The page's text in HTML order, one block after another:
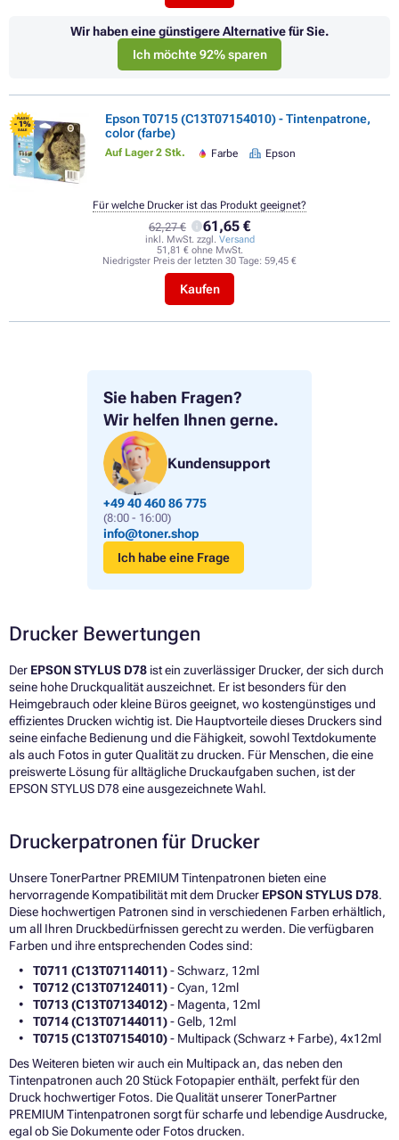
Sie haben Fragen?
Wir helfen Ihnen gerne.
Kundensupport
+49 40 460 86 775
(8:00 - 16:00)
info@toner.shop
Ich habe eine Frage
Wir haben eine günstigere Alternative für Sie.
Ich möchte 92% sparen
FLASH
- 1%
SALE
Epson T0715 (C13T07154010) - Tintenpatrone,
color (farbe)
Auf Lager 2 Stk. Farbe Epson
62,27 € 61,65 €
inkl. MwSt. zzgl. Versand
51,81 € ohne MwSt.
Niedrigster Preis der letzten 30 Tage: 59,45 €
Kaufen
Für welche Drucker ist das Produkt geeignet?
Drucker Bewertungen
Der EPSON STYLUS D78 ist ein zuverlässiger Drucker, der sich durch
seine hohe Druckqualität auszeichnet. Er ist besonders für den
Heimgebrauch oder kleine Büros geeignet, wo kostengünstiges und
effizientes Drucken wichtig ist. Die Hauptvorteile dieses Druckers sind
seine einfache Bedienung und die Fähigkeit, sowohl Textdokumente
als auch Fotos in guter Qualität zu drucken. Für Menschen, die eine
preiswerte Lösung für alltägliche Druckaufgaben suchen, ist der
EPSON STYLUS D78 eine ausgezeichnete Wahl.
Druckerpatronen für Drucker
Unsere TonerPartner PREMIUM Tintenpatronen bieten eine
hervorragende Kompatibilität mit dem Drucker EPSON STYLUS D78.
Diese hochwertigen Patronen sind in verschiedenen Farben erhältlich,
um all Ihren Druckbedürfnissen gerecht zu werden. Die verfügbaren
Farben und ihre entsprechenden Codes sind:
T0711 (C13T07114011)- Schwarz, 12ml
T0712 (C13T07124011)- Cyan, 12ml
T0713 (C13T07134012)- Magenta, 12ml
T0714 (C13T07144011)- Gelb, 12ml
T0715 (C13T07154010)- Multipack (Schwarz + Farbe), 4x12ml
Des Weiteren bieten wir auch ein Multipack an, das neben den
Tintenpatronen auch 20 Stück Fotopapier enthält, perfekt für den
Druck hochwertiger Fotos. Die Qualität unserer TonerPartner
PREMIUM Tintenpatronen sorgt für scharfe und lebendige Ausdrucke,
egal ob Sie Dokumente oder Fotos drucken.